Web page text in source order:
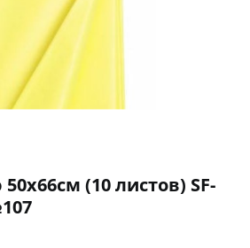
(10 листов) SF-